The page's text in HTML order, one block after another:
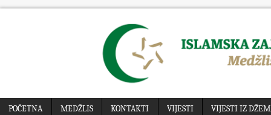
POČETNA MEDŽLIS KONTAKTI VIJESTI VIJESTI IZ